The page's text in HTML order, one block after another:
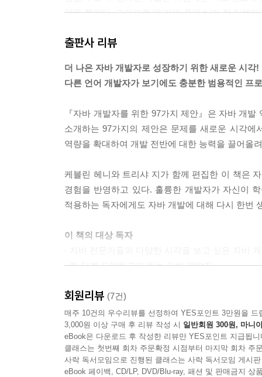
PROPOSAL 96 ‘읽기 좋은 코드’를 작성하자 237
기고자 소개 243
았을 뿐이다. 그러므로 ‘인라인 클래스’가 잘 이해
다. 생성자가 해야 할 일은 올바른 인스턴스를 생
--p.141
값 객체를 단순화하는 것은 타입의 역할을 명확
도 쉬우며 코드의 도메인을 더 잘 표현하는 메서
중요한 경우에도 필드는 비공개로 유지하고 메서
다른 개발자가 자신의 애플리케이션에 여러분이
만 여러분은 그 개발자가 어떤 예외를 던질지 알
on transparency)이 필요하다.
---p.212
출판사 리뷰
더 나은 자바 개발자로 성장하기 위한 새로운 시각!
다른 언어 개발자가 보기에도 충분한 범용적인 프
『자바 개발자를 위한 97가지 제안』은 자바 개
소개하는 97가지의 제안은 문제를 새로운 시각
역량을 확대하여 개발 전반에 대한 능력을 끌어올
케블린 헤니와 트리샤 지가 함께 편집한 이 책은
경험을 반영하고 있다. 훌륭한 개발자가 자신이
적용하는 독자에게도 자바 개발에 대해 다시 한번
이 책의 대상 독자
- 한 단계 도약하고자 하는 일반 개발자
회원리뷰 (7건)
매주 10건의 우수리뷰를 선정하여 YES포인트 3만원을 드
3,000원 이상 구매 후 리뷰 작성 시 일반회원 300원, 마니
eBook은 다운로드 후 작성한 리뷰만 YES포인트 지급됩니
클래스는 첫번째 회차 주문확정 시점부터 마지막 회차 주
사락 독서모임으로 진행된 클래스는 사락 독서모임 게시
eBook 페이백, CD/LP, DVD/Blu-ray, 패션 및 판매금지 상